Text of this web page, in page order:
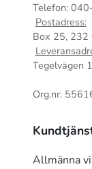
Telefon:
Postadress:
Box 25, 232
Tegelvägen
Org.nr:
Allmänna